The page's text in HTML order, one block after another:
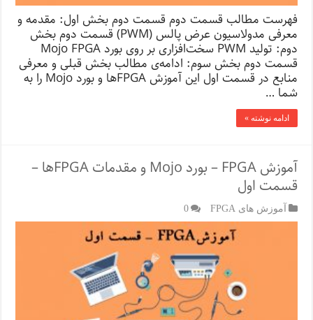
فهرست مطالب قسمت دوم قسمت دوم بخش اول: مقدمه و
معرفی مدولاسیون عرض پالس (PWM) قسمت دوم بخش
دوم: تولید PWM سخت‌افزاری بر روی بورد Mojo FPGA
قسمت دوم بخش سوم: ادامه‌ی مطالب بخش قبلی و معرفی
منابع در قسمت اول این آموزش FPGA‌ها و بورد Mojo را به
شما …
ادامه نوشته »
آموزش FPGA – بورد Mojo و مقدمات FPGA‌ها –
قسمت اول
آموزش های FPGA 0